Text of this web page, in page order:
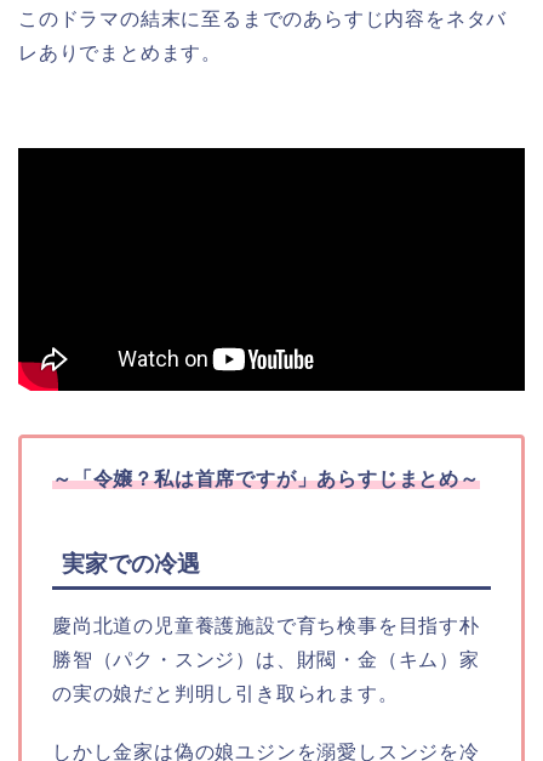
このドラマの結末に至るまでのあらすじ内容をネタバ
レありでまとめます。
～「令嬢？私は首席ですが」あらすじまとめ～
実家での冷遇
慶尚北道の児童養護施設で育ち検事を目指す朴
勝智（パク・スンジ）は、財閥・金（キム）家
の実の娘だと判明し引き取られます。
しかし金家は偽の娘ユジンを溺愛しスンジを冷